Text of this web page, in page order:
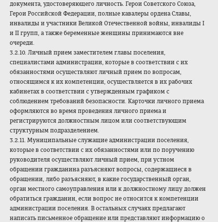
документа, удостоверяющего личность. Герои Советского Союза,
Герои Российской Федерации, полные кавалеры ордена Славы,
инвалиды и участники Великой Отечественной войны, инвалиды I
и II групп, а также беременные женщины принимаются вне
очереди.
3.2.10. Личный прием заместителем главы поселения,
специалистами администрации, которые в соответствии с их
обязанностями осуществляют личный прием по вопросам,
относящимся к их компетенции, осуществляется в их рабочих
кабинетах в соответствии с утвержденным графиком с
соблюдением требований безопасности. Карточки личного приема
оформляются во время проведения личного приема и
регистрируются должностным лицом или соответствующим
структурным подразделением.
3.2.11. Муниципальные служащие администрации поселения,
которые в соответствии с их обязанностями или по поручению
руководителя осуществляют личный прием, при устном
обращении гражданина разъясняют вопросы, содержащиеся в
обращении, либо разъясняют, в какие государственный орган,
орган местного самоуправления или к должностному лицу должен
обратиться гражданин, если вопрос не относится к компетенции
администрации поселения. В остальных случаях предлагают
написать письменное обращение или представляют информацию о